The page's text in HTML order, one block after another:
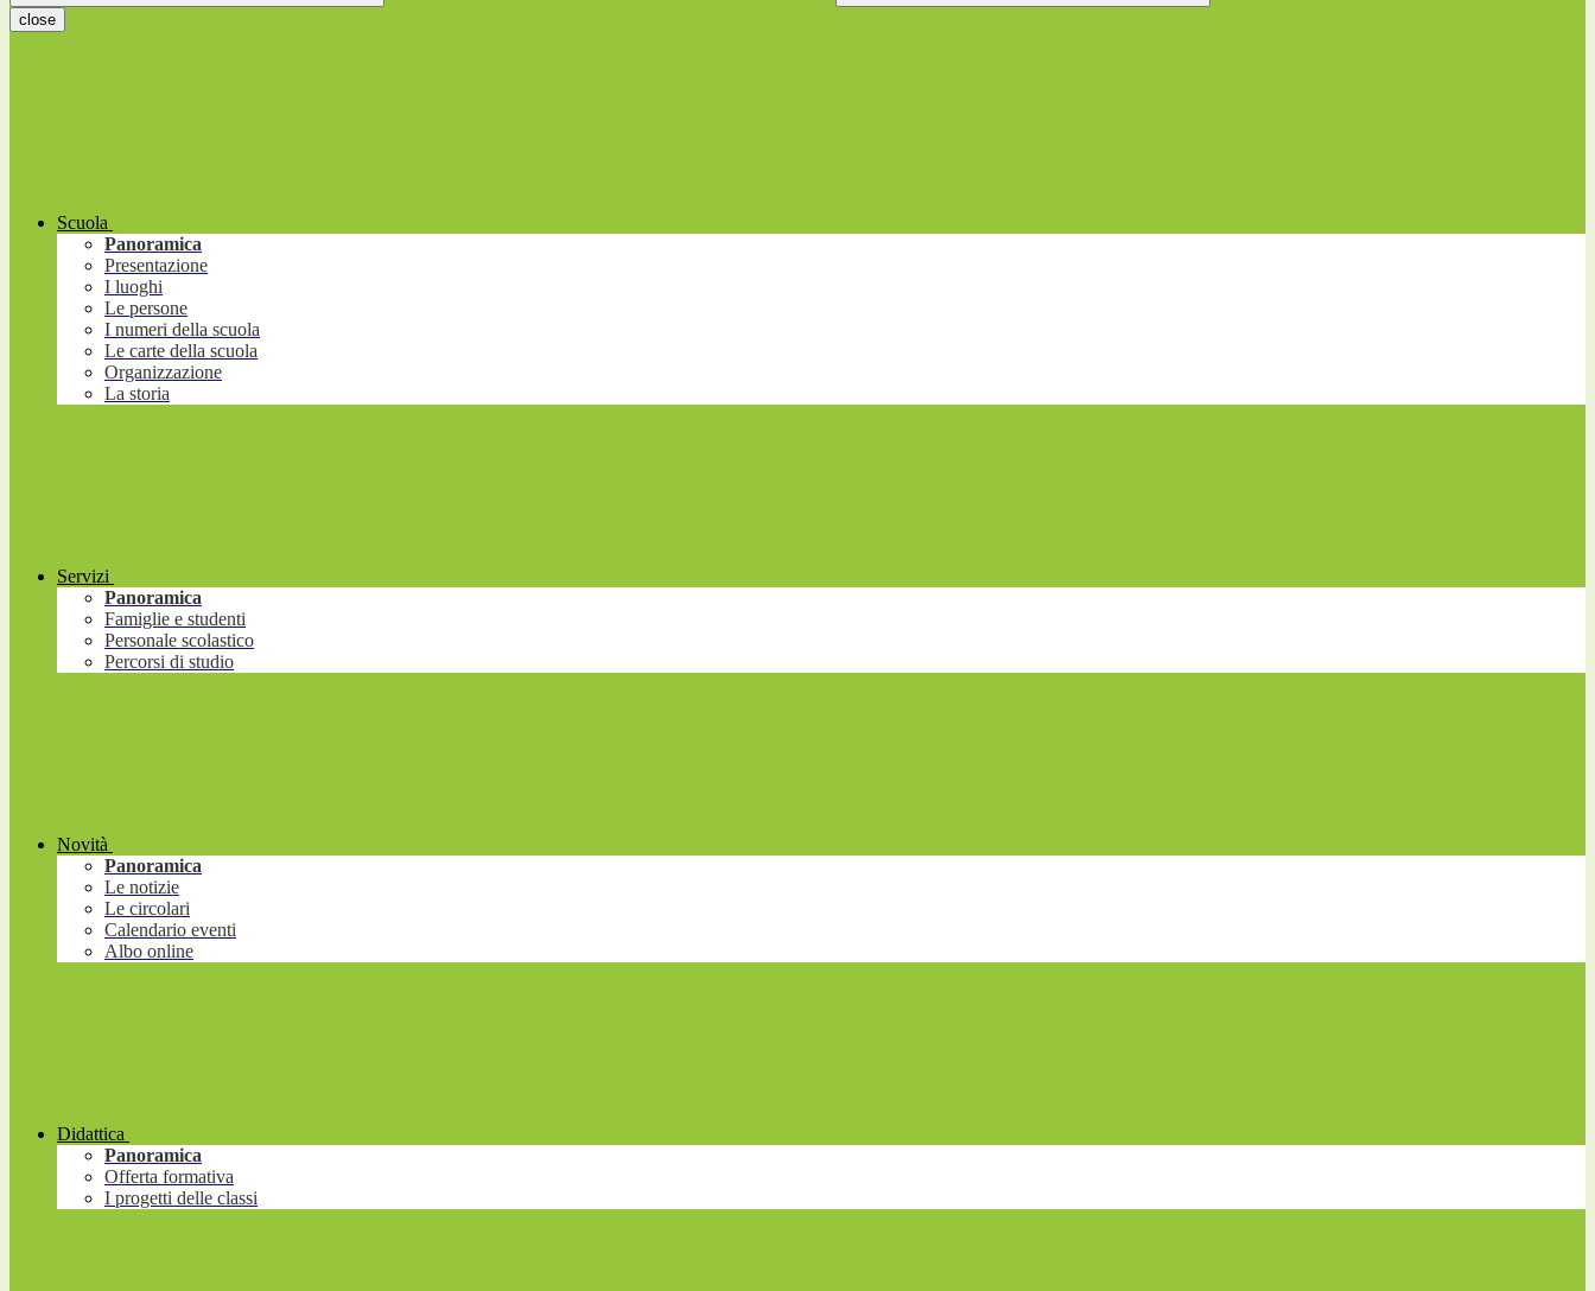
close
Scuola
Panoramica
Presentazione
I luoghi
Le persone
I numeri della scuola
Le carte della scuola
Organizzazione
La storia
Servizi
Panoramica
Famiglie e studenti
Personale scolastico
Percorsi di studio
Novità
Panoramica
Le notizie
Le circolari
Calendario eventi
Albo online
Didattica
Panoramica
Offerta formativa
I progetti delle classi